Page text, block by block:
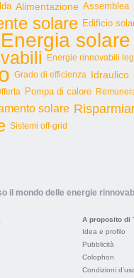
Alimentazione Assemblea
solare Edificio
Energia solare
Energie rinnovabili
Grado di efficienza Idraulico
Pompa di calore
solare
Sistemi off-grid
il mondo delle energie
A proposito di
Idea e profilo
Pubblicità
Colophon
Condizioni